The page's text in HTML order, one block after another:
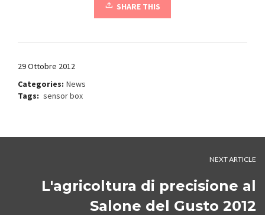
SHARE THIS
29 Ottobre 2012
Categories: News
Tags: sensor box
NEXT ARTICLE
L'agricoltura di precisione al
Salone del Gusto 2012